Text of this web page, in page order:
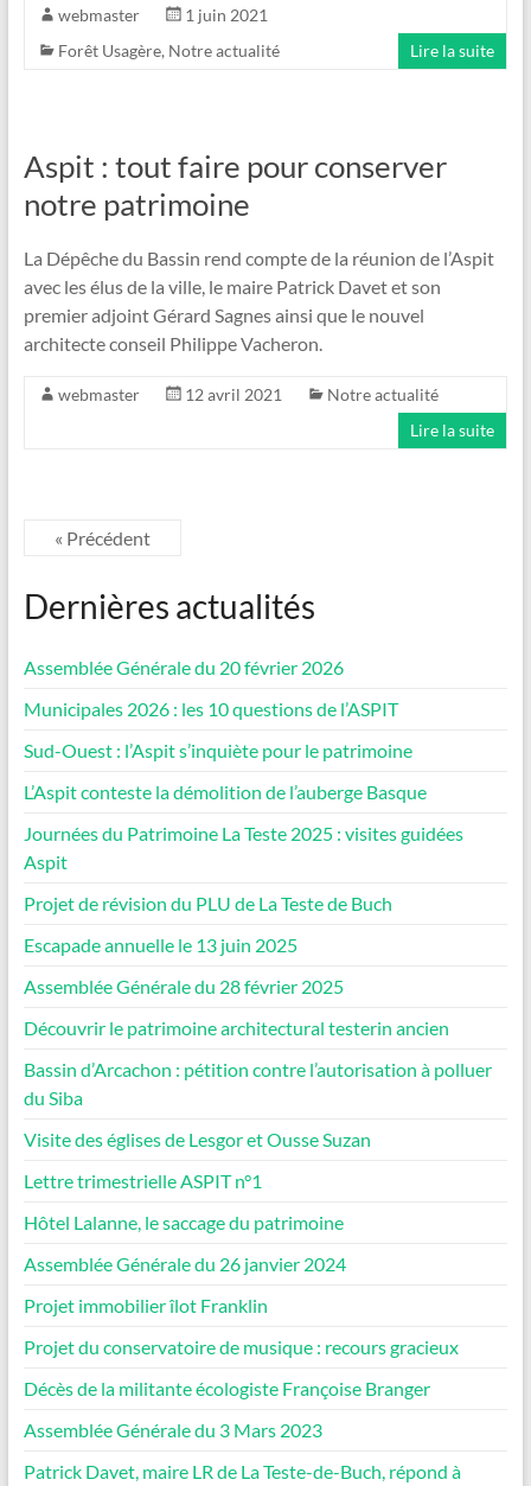
webmaster
1 juin 2021
Forêt Usagère, Notre actualité Lire la suite
Aspit : tout faire pour conserver
notre patrimoine
La Dépêche du Bassin rend compte de la réunion de l’Aspit
avec les élus de la ville, le maire Patrick Davet et son
premier adjoint Gérard Sagnes ainsi que le nouvel
architecte conseil Philippe Vacheron.
webmaster 12 avril 2021
Notre actualité
Lire la suite
« Précédent
Dernières actualités
Assemblée Générale du 20 février 2026
Municipales 2026 : les 10 questions de l’ASPIT
Sud-Ouest : l’Aspit s’inquiète pour le patrimoine
L’Aspit conteste la démolition de l’auberge Basque
Journées du Patrimoine La Teste 2025 : visites guidées
Aspit
Projet de révision du PLU de La Teste de Buch
Escapade annuelle le 13 juin 2025
Assemblée Générale du 28 février 2025
Découvrir le patrimoine architectural testerin ancien
Bassin d’Arcachon : pétition contre l’autorisation à polluer
du Siba
Visite des églises de Lesgor et Ousse Suzan
Lettre trimestrielle ASPIT n°1
Hôtel Lalanne, le saccage du patrimoine
Assemblée Générale du 26 janvier 2024
Projet immobilier îlot Franklin
Projet du conservatoire de musique : recours gracieux
Décès de la militante écologiste Françoise Branger
Assemblée Générale du 3 Mars 2023
Patrick Davet, maire LR de La Teste-de-Buch, répond à